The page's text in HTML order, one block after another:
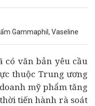
Gammaphil, Vaseline
có văn bản yêu cầu
thuộc Trung ương
mỹ phẩm tăng
tiến hành rà soát